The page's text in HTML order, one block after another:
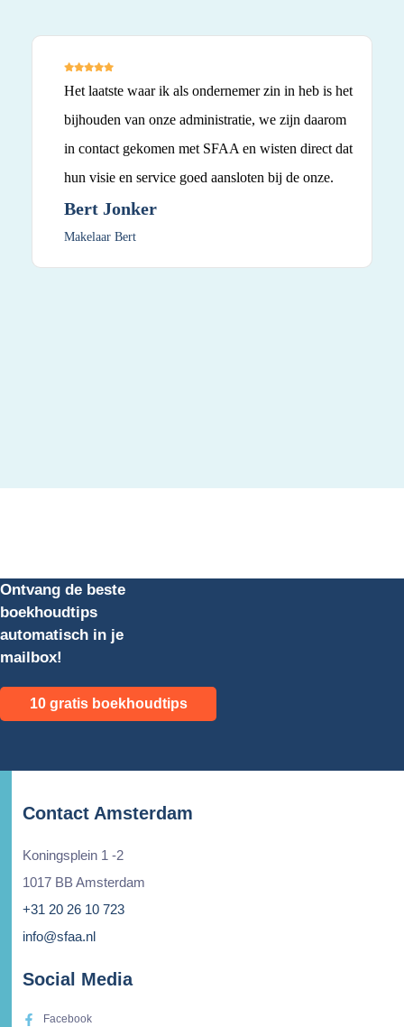
Het laatste waar ik als ondernemer zin in heb is het
bijhouden van onze administratie, we zijn daarom
in contact gekomen met SFAA en wisten direct dat
hun visie en service goed aansloten bij de onze.
Bert Jonker
Makelaar Bert
Ontvang de beste
boekhoudtips
automatisch in je
mailbox!
10 gratis boekhoudtips
Contact Amsterdam
Koningsplein 1 -2
1017 BB Amsterdam
+31 20 26 10 723
info@sfaa.nl
Social Media
Facebook